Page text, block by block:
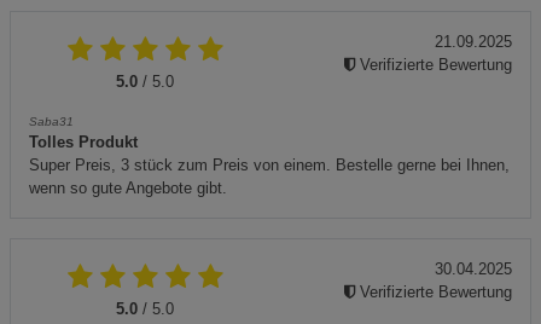
5.0 / 5.0
Saba31
Tolles Produkt
Super Preis, 3 stück zum Preis von einem. Bestelle gerne bei Ihnen,
wenn so gute Angebote gibt.
21.09.2025
Verifizierte Bewertung
5.0 / 5.0
30.04.2025
Verifizierte Bewertung